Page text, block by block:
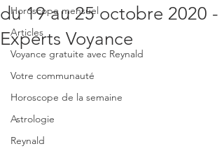
Horoscope mensuel
Articles
Voyance gratuite avec Reynald
Votre communauté
Horoscope de la semaine
Astrologie
Reynald
du 19 au 25 octobre 2020 -
Experts Voyance